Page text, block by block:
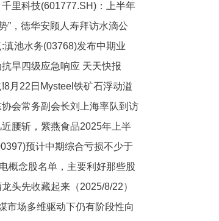
人民币 新视野
里科技(601777.SH)：上半年
万元，同比增长19.00%
”，德华安顾人寿拜访水滴公
化合作新篇章
滇池水务(03768)发布中期业
占利润1.32亿元，同比下降
旱四级应急响应 天天快报
月22日Mysteel铁矿石浮动溢
-1.1
会常务副会长刘上海率队到访
腰斩，紫燕食品2025年上半
利双降预计中期综合亏损不少于
港元-焦点滚动
概念股名单，主要利好那些股
8/22） 焦点快看
头先收藏起来（2025/8/22）
市场多维驱动下仍有阶段性向